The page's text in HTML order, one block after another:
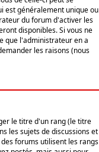
est généralement unique ou
du forum d'activer les
disponibles. Si vous ne
que l'administrateur en a
les raisons (nous
le titre d'un rang (le titre
les sujets de discussions et
forums utilisent les rangs